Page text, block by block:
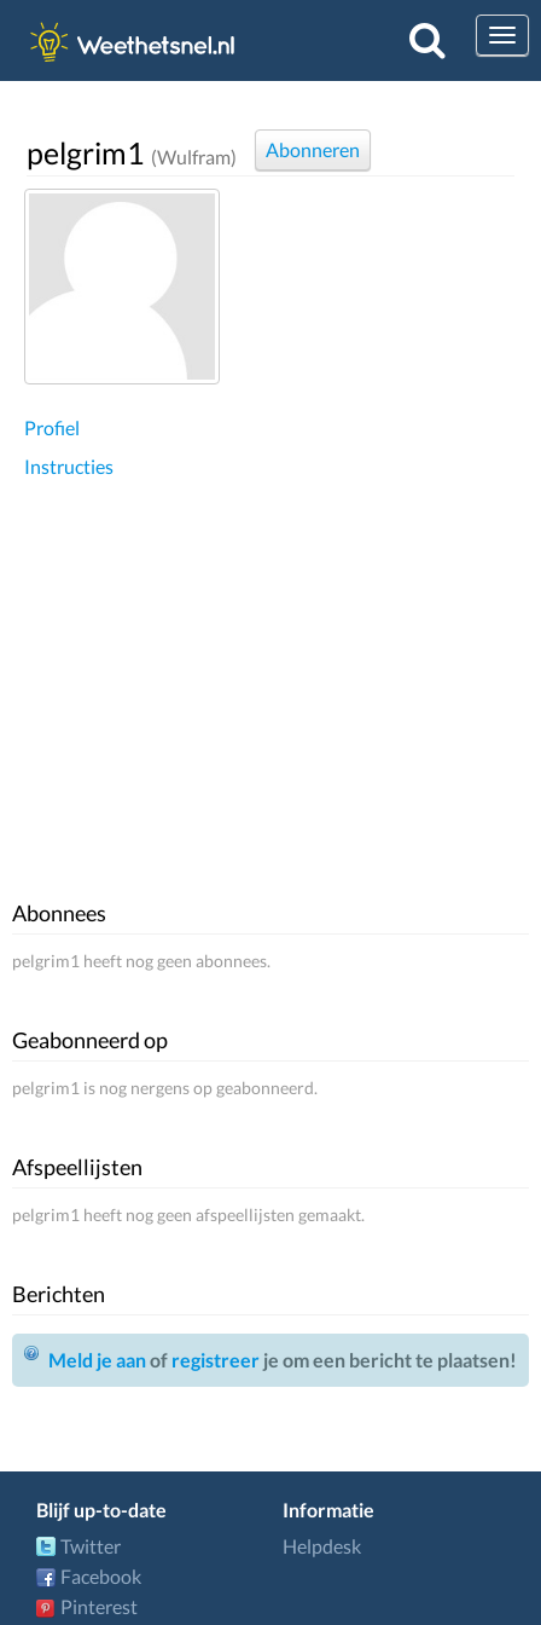
pelgrim1 (Wulfram) Abonneren
Profiel
Instructies
Abonnees
pelgrim1 heeft nog geen abonnees.
Geabonneerd op
pelgrim1 is nog nergens op geabonneerd.
Afspeellijsten
pelgrim1 heeft nog geen afspeellijsten gemaakt.
Berichten
Meld je aanof registreer je om een bericht te plaatsen!
Blijf up-to-date
Twitter
Facebook
Pinterest
Informatie
Helpdesk